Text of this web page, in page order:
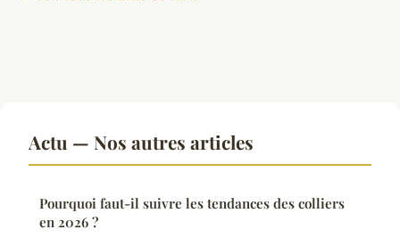
Actu — Nos autres articles
Pourquoi faut-il suivre les tendances des colliers
en 2026 ?